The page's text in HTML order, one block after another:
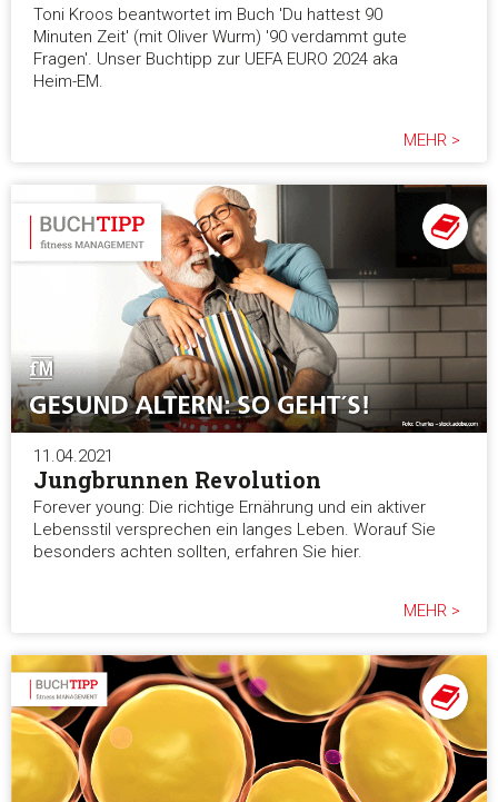
Toni Kroos beantwortet im Buch 'Du hattest 90
Minuten Zeit' (mit Oliver Wurm) '90 verdammt gute
Fragen'. Unser Buchtipp zur UEFA EURO 2024 aka
Heim-EM.
MEHR >
11.04.2021
Jungbrunnen Revolution
Forever young: Die richtige Ernährung und ein aktiver
Lebensstil versprechen ein langes Leben. Worauf Sie
besonders achten sollten, erfahren Sie hier.
MEHR >